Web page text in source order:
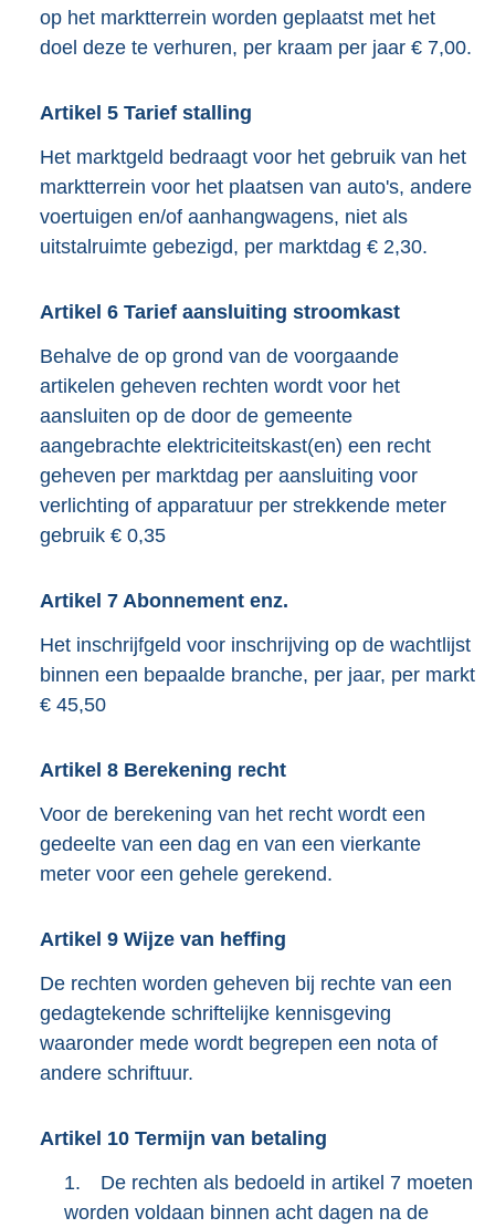
op het marktterrein worden geplaatst met het
doel deze te verhuren, per kraam per jaar € 7,00.
Artikel 5 Tarief stalling
Het marktgeld bedraagt voor het gebruik van het
marktterrein voor het plaatsen van auto's, andere
voertuigen en/of aanhangwagens, niet als
uitstalruimte gebezigd, per marktdag € 2,30.
Artikel 6 Tarief aansluiting stroomkast
Behalve de op grond van de voorgaande
artikelen geheven rechten wordt voor het
aansluiten op de door de gemeente
aangebrachte elektriciteitskast(en) een recht
geheven per marktdag per aansluiting voor
verlichting of apparatuur per strekkende meter
gebruik € 0,35
Artikel 7 Abonnement enz.
Het inschrijfgeld voor inschrijving op de wachtlijst
binnen een bepaalde branche, per jaar, per markt
€ 45,50
Artikel 8 Berekening recht
Voor de berekening van het recht wordt een
gedeelte van een dag en van een vierkante
meter voor een gehele gerekend.
Artikel 9 Wijze van heffing
De rechten worden geheven bij rechte van een
gedagtekende schriftelijke kennisgeving
waaronder mede wordt begrepen een nota of
andere schriftuur.
Artikel 10 Termijn van betaling
1.
De rechten als bedoeld in artikel 7 moeten
worden voldaan binnen acht dagen na de